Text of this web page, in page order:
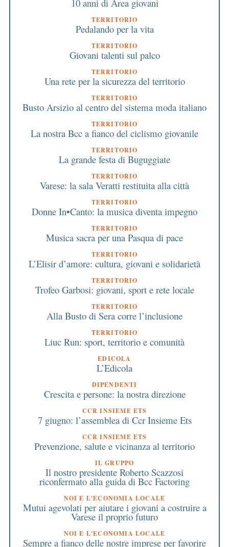
10 anni di Area giovani
TERRITORIO
Pedalando per la vita
TERRITORIO
Giovani talenti sul palco
TERRITORIO
Una rete per la sicurezza del territorio
TERRITORIO
Busto Arsizio al centro del sistema moda italiano
TERRITORIO
La nostra Bcc a fianco del ciclismo giovanile
TERRITORIO
La grande festa di Buguggiate
TERRITORIO
Varese: la sala Veratti restituita alla città
TERRITORIO
Donne In•Canto: la musica diventa impegno
TERRITORIO
Musica sacra per una Pasqua di pace
TERRITORIO
L’Elisir d’amore: cultura, giovani e solidarietà
TERRITORIO
Trofeo Garbosi: giovani, sport e rete locale
TERRITORIO
Alla Busto di Sera corre l’inclusione
TERRITORIO
Liuc Run: sport, territorio e comunità
EDICOLA
L’Edicola
DIPENDENTI
Crescita e persone: la nostra direzione
CCR INSIEME ETS
7 giugno: l’assemblea di Ccr Insieme Ets
CCR INSIEME ETS
Prevenzione, salute e vicinanza al territorio
IL GRUPPO
Il nostro presidente Roberto Scazzosi
riconfermato alla guida di Bcc Factoring
NOI E L'ECONOMIA LOCALE
Mutui agevolati per aiutare i giovani a costruire a
Varese il proprio futuro
NOI E L'ECONOMIA LOCALE
Sempre a fianco delle nostre imprese per favorire